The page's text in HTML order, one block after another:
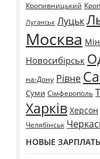
Кропивницький
Луганськ Луцьк
Москва
Новосибірськ
на-Дону Рівне
Суми Сімферополь
Харків Херсон
Челябінськ
НОВЫЕ